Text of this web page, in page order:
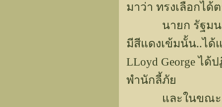
มาว่า ทรงเลือกได้
นายก รัฐมนตรี
มีสีแดงเข้มนั้น..ได้
LLoyd George ไ
พำนักลี้ภัย
และในขณะเดีย